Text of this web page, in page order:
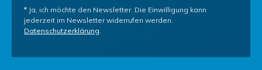
* Ja, ich möchte den Newsletter. Die Einwilligung kann
jederzeit im Newsletter widerrufen werden.
Datenschutzerklärung.